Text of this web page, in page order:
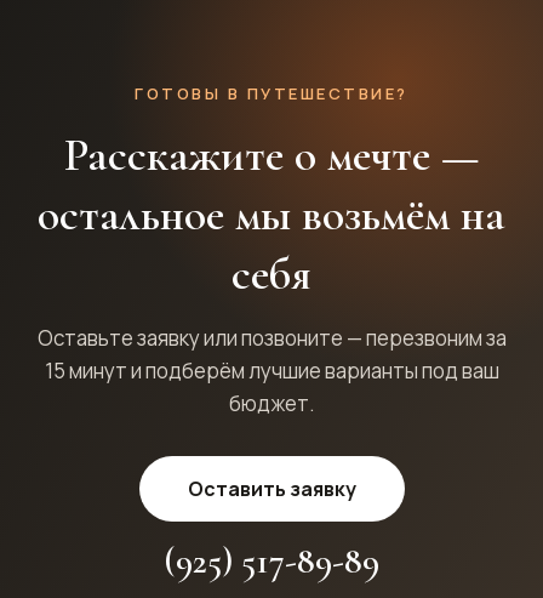
ГОТОВЫ В ПУТЕШЕСТВИЕ?
Расскажите о мечте —
остальное мы возьмём на
себя
Оставьте заявку или позвоните — перезвоним за
15 минут и подберём лучшие варианты под ваш
бюджет.
Оставить заявку
(925) 517-89-89